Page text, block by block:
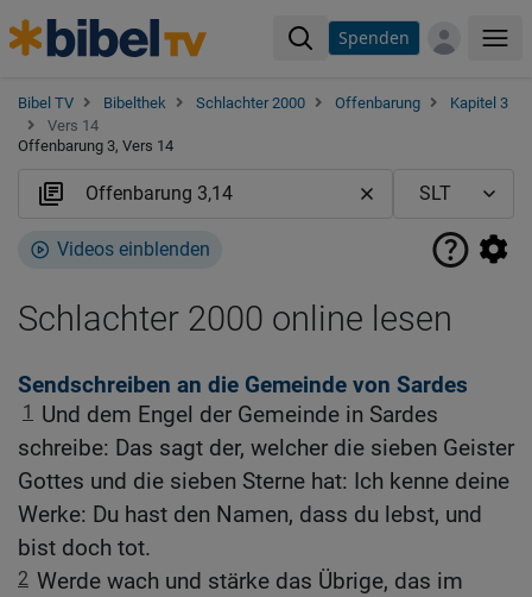
Spenden
Bibel TV Bibelthek Schlachter 2000 Offenbarung
Kapitel 3
Vers 14
Offenbarung 3, Vers 14
Videos einblenden
Schlachter 2000 online lesen
Sendschreiben an die Gemeinde von Sardes
1
Und dem Engel der Gemeinde in Sardes
schreibe: Das sagt der, welcher die sieben Geister
Gottes und die sieben Sterne hat: Ich kenne deine
Werke: Du hast den Namen, dass du lebst, und
bist doch tot.
2 Werde wach und stärke das Übrige, das im